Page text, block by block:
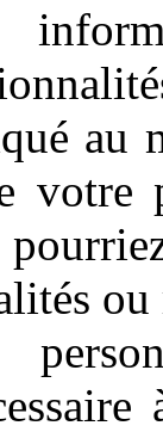
au
votre